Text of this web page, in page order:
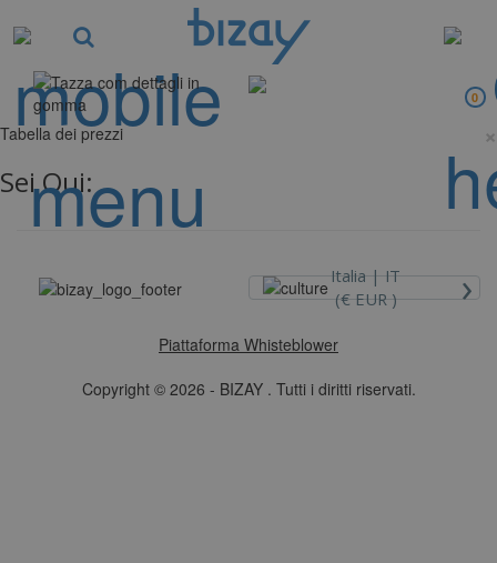
0
Tabella dei prezzi ×
Sei Qui:
Italia |IT
(€ EUR )
›
Piattaforma Whisteblower
Copyright © 2026 - BIZAY . Tutti i diritti riservati.